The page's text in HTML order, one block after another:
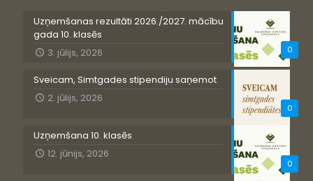
0
Uzņemšanas rezultāti 2026./2027. mācību
gada 10. klasēs
3. jūlijs, 2026
0
Sveicam, Simtgades stipendiju saņemot
2. jūlijs, 2026
0
Uzņemšana 10. klasēs
12. jūnijs, 2026